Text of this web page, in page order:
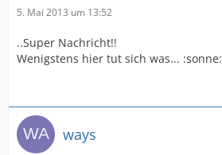
5. Mai 2013 um 13:52
..Super Nachricht!!
Wenigstens hier tut sich was... :sonne:
ways